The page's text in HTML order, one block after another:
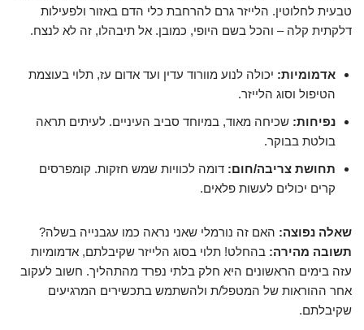
טבעית לחלוטין. הלייזר גרם להרחבת כלי הדם באזור ולפעילות
דלקתית קלה – והכל בשם היופי, כמובן. אל תיבהלו, זה לא לנצח.
אדמומיות: יכולה לנוע מוורוד עדין ועד אדום עז, תלוי בעוצמת
הטיפול וסוג הלייזר.
נפיחות: שכיחה מאוד, במיוחד סביב העיניים. לעיתים תראה
בולטת בבוקר.
תחושת צריבה/חום: דומה לכוויות שמש חזקות. קומפרסים
קרים יכולים לעשות פלאים.
שאלה נפוצה: האם זה נורמלי שאני נראה כמו עגבנייה בשלה?
תשובה מהירה: בהחלט! תלוי בסוג הלייזר שקיבלתם, אדמומיות
עזה בימים הראשונים היא חלק בלתי נפרד מהתהליך. חשוב לעקוב
אחר ההוראות של המטפל/ת ולהשתמש בתכשירים המרגיעים
שקיבלתם.